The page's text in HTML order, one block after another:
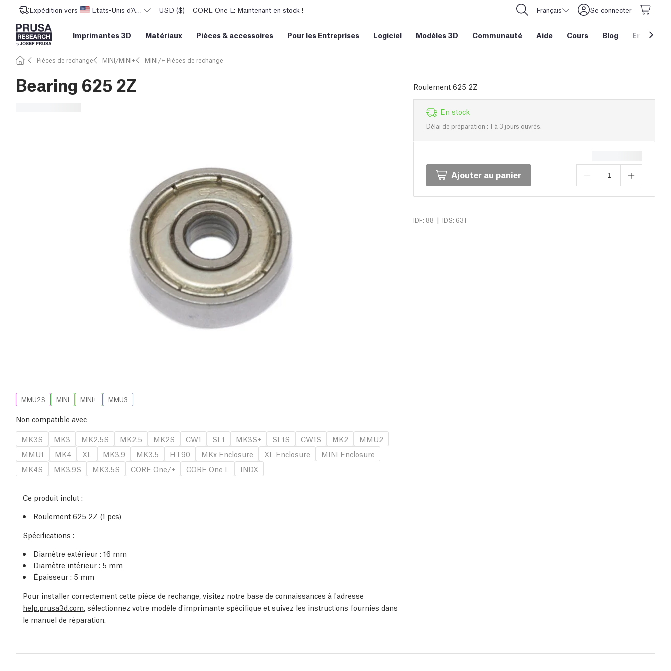
Expédition vers Etats-Unis d'AmériqueUSD ($) CORE One L: Maintenant en stock ! Français Se connecter
Imprimantes 3D Matériaux Pièces & accessoires Pour les Entreprises Logiciel Modèles 3D Communauté Aide Cours Blog Entreprise
Pièces de rechange MINI/MINI+ MINI/+ Pièces de rechange
Bearing 625 2Z Roulement 625 2Z
En stock
Délai de préparation : 1 à 3 jours ouvrés.
Ajouter au panier
IDF: 88 | IDS: 631
MMU2S MINI MINI+ MMU3
Non compatible avec
MK3S
MK3 MK2.5S MK2.5 MK2S CW1 SL1 MK3S+ SL1S CW1S MK2
MMU2
MMU1
MK4 XL MK3.9 MK3.5 HT90 MKx Enclosure XL Enclosure
MINI Enclosure
MK4S
MK3.9S MK3.5S CORE One/+ CORE One L INDX
Ce produit inclut :
Roulement 625 2Z (1 pcs)
Spécifications :
Diamètre extérieur : 16 mm
Diamètre intérieur : 5 mm
Épaisseur : 5 mm
Pour installer correctement cette pièce de rechange, visitez notre base de connaissances à l'adresse
help.prusa3d.com, sélectionnez votre modèle d'imprimante spécifique et suivez les instructions fournies dans
le manuel de réparation.